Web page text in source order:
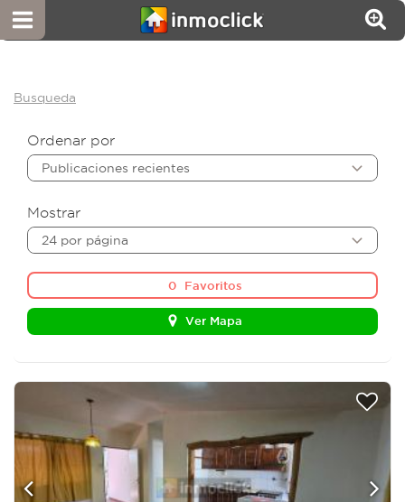
Busqueda
Ordenar por
Publicaciones recientes
Mostrar
24 por página
0 Favoritos
Ver Mapa